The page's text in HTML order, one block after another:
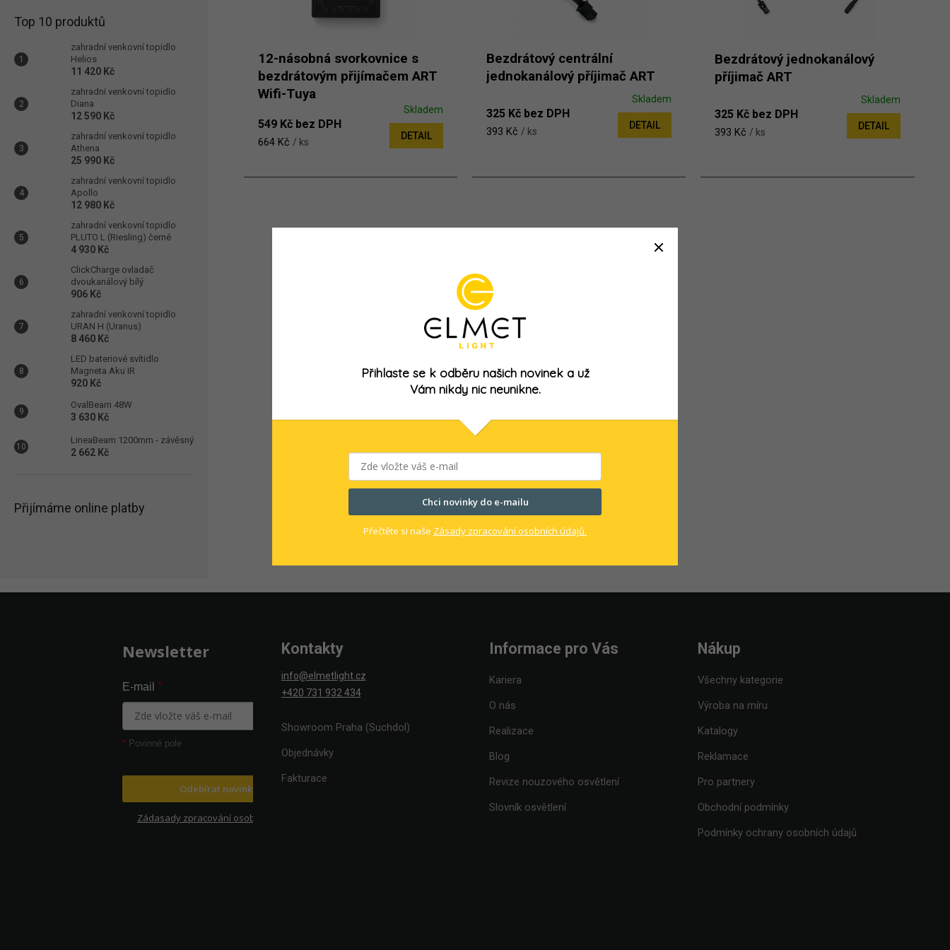
Top 10 produktů
zahradní venkovní topidlo
Helios
11 420 Kč
zahradní venkovní topidlo
Diana
12 590 Kč
zahradní venkovní topidlo
Athena
25 990 Kč
zahradní venkovní topidlo
Apollo
12 980 Kč
zahradní venkovní topidlo
PLUTO L (Riesling) černé
4 930 Kč
ClickCharge ovladač
dvoukanálový bílý
906 Kč
zahradní venkovní topidlo
URAN H (Uranus)
8 460 Kč
LED bateriové svítidlo
Magneta Aku IR
920 Kč
OvalBeam 48W
3 630 Kč
LineaBeam 1200mm - závěsný
2 662 Kč
Přijímáme online platby
​12-násobná svorkovnice s
bezdrátovým přijímačem ART
Wifi-Tuya
Skladem
549 Kč bez DPH
664 Kč / ks
DETAIL
Bezdrátový centrální
jednokanálový příjimač ART
Skladem
325 Kč bez DPH
393 Kč / ks
DETAIL
Bezdrátový jednokanálový
příjimač ART
Skladem
325 Kč bez DPH
393 Kč / ks
DETAIL
Newsletter
E-mail *
* Povinné pole
Odebírat novinky
Zádasady zpracování osobních údajů
Kontakty
info@elmetlight.cz
+420 731 932 434
Showroom Praha (Suchdol)
Objednávky
Fakturace
Informace pro Vás
Kariera
O nás
Realizace
Blog
Revize nouzového osvětlení
Slovník osvětlení
Nákup
Všechny kategorie
Výroba na míru
Katalogy
Reklamace
Pro partnery
Obchodní podmínky
Podmínky ochrany osobních údajů
Přihlaste se k odběru našich novinek a už
Vám nikdy nic neunikne.
Chci novinky do e-mailu
Přečtěte si naše Zásady zpracování osobních údajů.